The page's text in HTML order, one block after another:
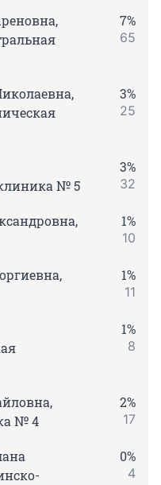
7%
65
3%
25
№ 5
3%
32
1%
10
1%
11
1%
8
№ 4
2%
17
0%
4